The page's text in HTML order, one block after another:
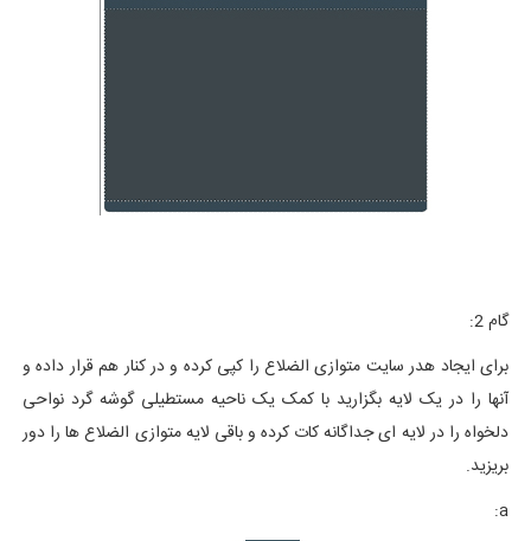
گام 2:
برای ایجاد هدر سایت متوازی الضلاع را کپی کرده و در کنار هم قرار داده و
آنها را در یک لایه بگزارید با کمک یک ناحیه مستطیلی گوشه گرد نواحی
دلخواه را در لایه ای جداگانه کات کرده و باقی لایه متوازی الضلاع ها را دور
بریزید.
a: